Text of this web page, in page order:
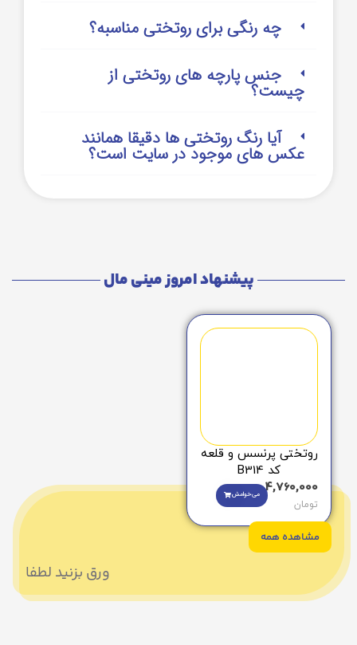
چه رنگی برای روتختی مناسبه؟
جنس پارچه های روتختی از
چیست؟
آیا رنگ روتختی ها دقیقا همانند
عکس های موجود در سایت است؟
پیشنهاد امروز مینی مال
روتختی پرنسس و قلعه
کد B314
4,760,000
تومان
می‌خوامش
مشاهده همه
ورق بزنید لطفا